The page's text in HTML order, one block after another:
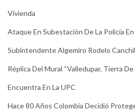
Vivienda
Ataque En Subestación De La Policía
Subintendente Algemiro Rodelo
Réplica Del Mural “Valledupar, Tierra
Encuentra En La UPC
Hace 80 Años Colombia Decidió